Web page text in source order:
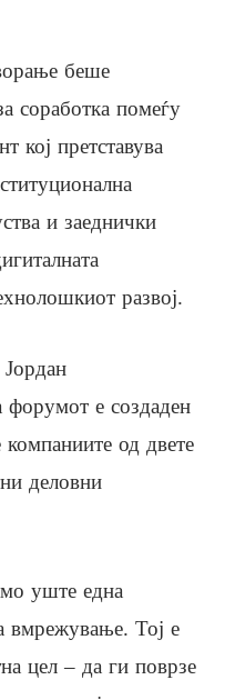
беше
соработка помеѓу
претставува
и заеднички
развој.
форумот е создаден
компаниите од двете
деловни
уште една
вмрежување. Тој е
цел – да ги поврзе